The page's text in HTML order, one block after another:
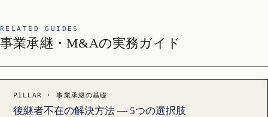
RELATED GUIDES
事業承継・M&Aの実務ガイド
PILLAR · 事業承継の基礎
後継者不在の解決方法 — 5つの選択肢